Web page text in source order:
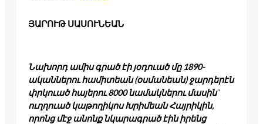
ՅԱՐՈՒԹ ՍԱՍՈՒՆԵԱՆ
Նախորդ ամիս գրած էի յօդուած մը 1890-
ականներու համիտեան (օսմանեան) ջարդերէն
փրկուած հայերու 8000 նամակներու մասին`
ուղղուած կաթողիկոս Խրիմեան Հայրիկին,
որոնց մէջ անոնք նկարագրած էին իրենց